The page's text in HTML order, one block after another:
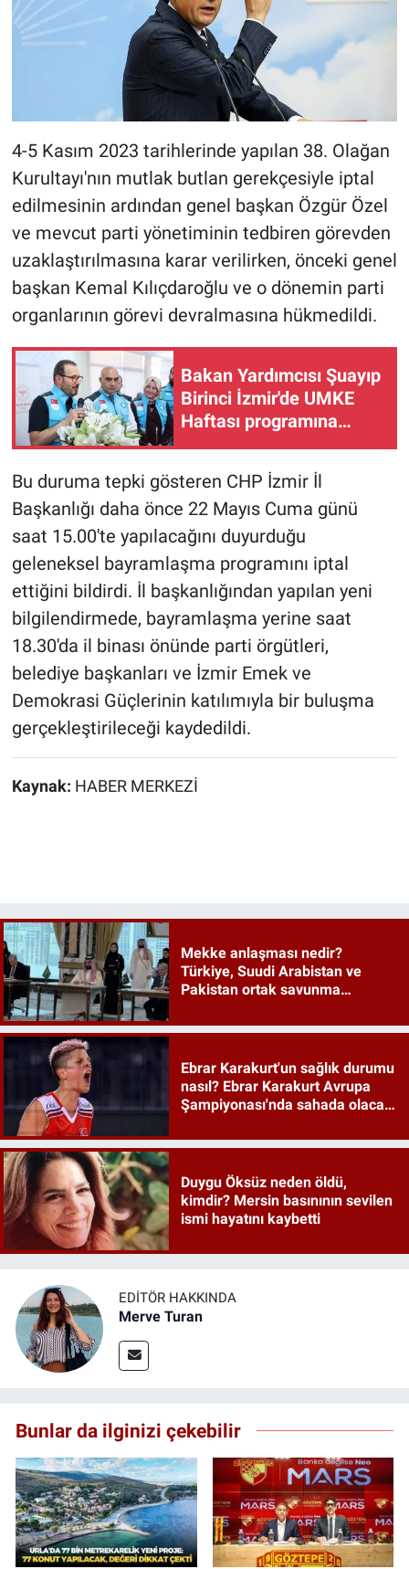
4-5 Kasım 2023 tarihlerinde yapılan 38. Olağan
Kurultayı'nın mutlak butlan gerekçesiyle iptal
edilmesinin ardından genel başkan Özgür Özel
ve mevcut parti yönetiminin tedbiren görevden
uzaklaştırılmasına karar verilirken, önceki genel
başkan Kemal Kılıçdaroğlu ve o dönemin parti
organlarının görevi devralmasına hükmedildi.
Bakan Yardımcısı Şuayıp
Birinci İzmir'de UMKE
Haftası programına
Bu duruma tepki gösteren CHP İzmir İl
Başkanlığı daha önce 22 Mayıs Cuma günü
saat 15.00'te yapılacağını duyurduğu
geleneksel bayramlaşma programını iptal
ettiğini bildirdi. İl başkanlığından yapılan yeni
bilgilendirmede, bayramlaşma yerine saat
18.30'da il binası önünde parti örgütleri,
belediye başkanları ve İzmir Emek ve
Demokrasi Güçlerinin katılımıyla bir buluşma
gerçekleştirileceği kaydedildi.
Kaynak: HABER MERKEZİ
Mekke anlaşması nedir?
Türkiye, Suudi Arabistan ve
Pakistan ortak savunma
Ebrar Karakurt'un sağlık durumu
nasıl? Ebrar Karakurt Avrupa
Şampiyonası'nda sahada olacak
Duygu Öksüz neden öldü,
kimdir? Mersin basınının sevilen
ismi hayatını kaybetti
EDITÖR HAKKINDA
Merve Turan
Bunlar da ilginizi çekebilir